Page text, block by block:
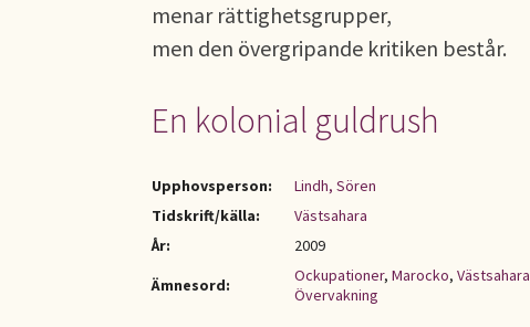
menar rättighetsgrupper,
men den övergripande kritiken består.
En kolonial guldrush
Upphovsperson:
Lindh, Sören
Tidskrift/källa:
Västsahara
År:
2009
Ämnesord:
Ockupationer, Marocko, Västsahara
Övervakning